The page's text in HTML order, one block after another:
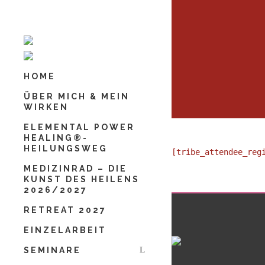
HOME
ÜBER MICH & MEIN
WIRKEN
ELEMENTAL POWER
HEALING®-
HEILUNGSWEG
MEDIZINRAD – DIE
KUNST DES HEILENS
2026/2027
RETREAT 2027
EINZELARBEIT
SEMINARE
Deine E-Mail-Adresse
Deine Mobilnummer